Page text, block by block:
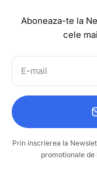
Aboneaza-te la
cele
E-mail
Prin inscrierea la
promotionale de